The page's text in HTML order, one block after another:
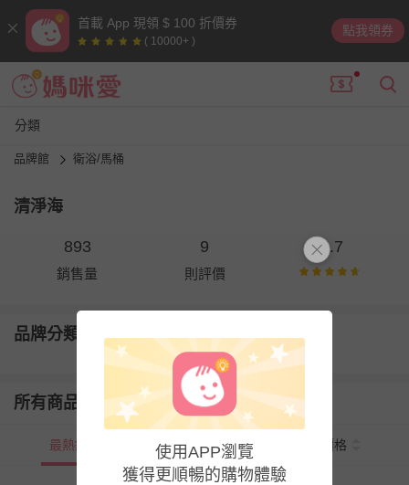
首載 App 現領 $ 100 折價券
( 10000+ )
點我領券
分類
品牌館 衛浴/馬桶
清淨海
893
銷售量
9
則評價
4.7
品牌分類
所有商品
最熱銷 新上市 價格
使用APP瀏覽
獲得更順暢的購物體驗